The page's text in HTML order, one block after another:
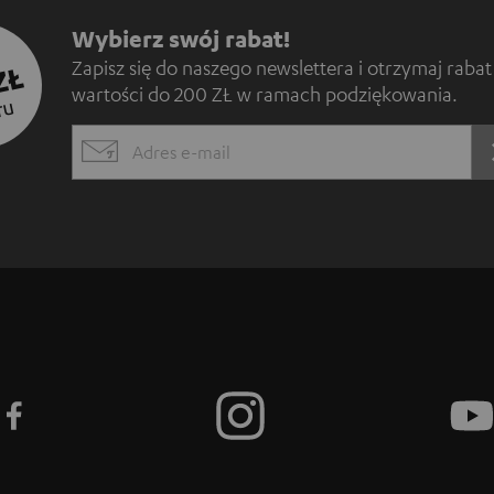
Z
a
p
i
Wybierz swój rabat!
Zapisz się do naszego newslettera i otrzymaj
wartości do 200 ZŁ w ramach podziękowania.
EMAIL